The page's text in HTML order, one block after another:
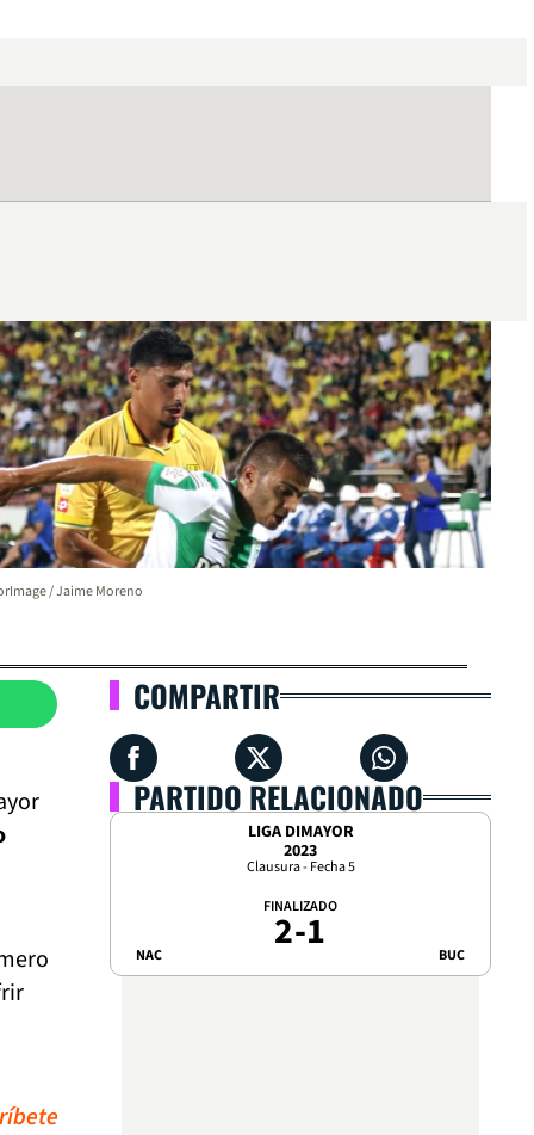
/ Jaime Moreno
COMPARTIR
PARTIDO RELACIONADO
LIGA DIMAYOR
2023
Clausura - Fecha 5
NAC
FINALIZADO
2-1 BUC